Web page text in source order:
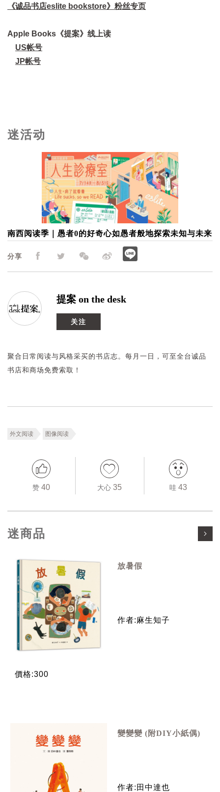
《诚品书店eslite bookstore》粉丝专页
Apple Books《提案》线上读
US帐号
JP帐号
分享
提案 on the desk
关注
聚合日常阅读与风格采买的书店志。每月一日，可至全台诚品
书店和商场免费索取！
外文阅读 图像阅读
赞40 大心35 哇43
迷活动
南西阅读季｜愚者0的好奇心如愚者般地探索未知与未来
迷商品
放暑假
作者:麻生知子
價格:300
變變變 (附DIY小紙偶)
作者:田中達也